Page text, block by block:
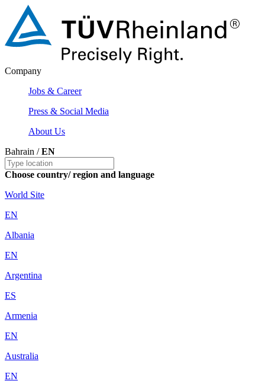
Company
Jobs & Career
Press & Social Media
About Us
Bahrain /EN
Choose country/ region and language
World Site
EN
Albania
EN
Argentina
ES
Armenia
EN
Australia
EN